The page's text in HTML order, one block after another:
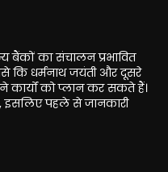
बैंकों का संचालन प्रभावित
कि धर्मनाथ जयंती और दूसरे
को प्लान कर सकते हैं।
इसलिए पहले से जानकारी